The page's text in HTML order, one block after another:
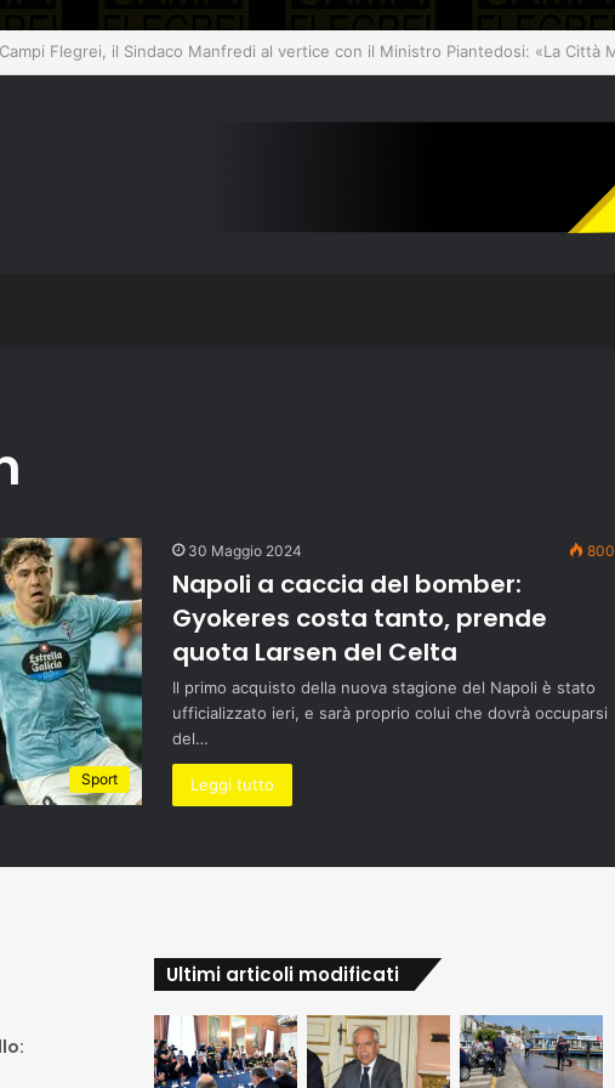
Campi Flegrei, Piantedosi: “I 100 milioni sono una prima risposta”
Sport
30 Maggio 2024 800
Napoli a caccia del bomber:
Gyokeres costa tanto, prende
quota Larsen del Celta
Il primo acquisto della nuova stagione del Napoli è stato
ufficializzato ieri, e sarà proprio colui che dovrà occuparsi
del…
Leggi tutto
Ultimi articoli modificati